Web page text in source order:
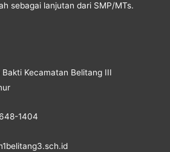
sebagai lanjutan dari SMP/MTs.
Kecamatan Belitang III
1404